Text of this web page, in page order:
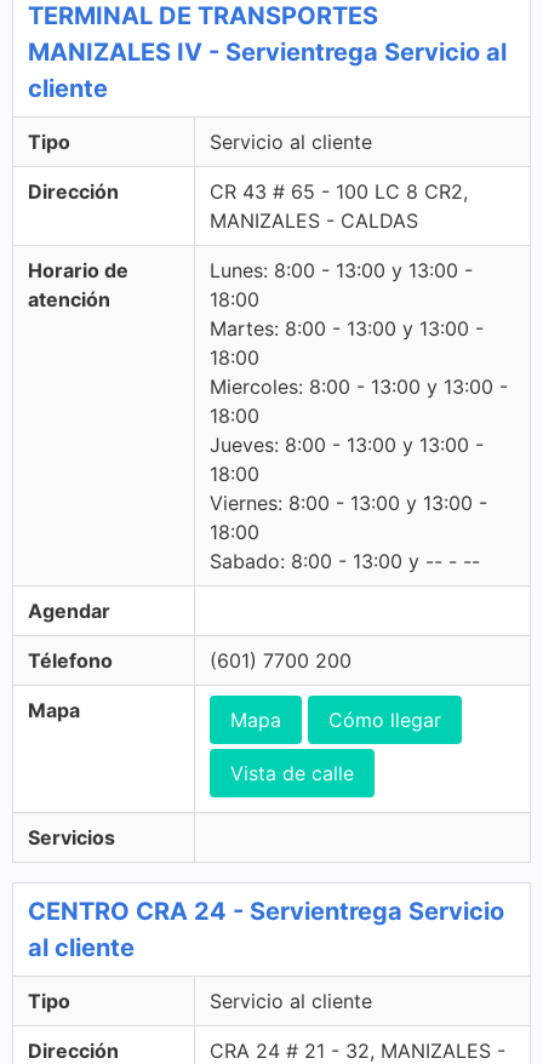
TERMINAL DE TRANSPORTES
MANIZALES IV - Servientrega Servicio al
cliente
Tipo Servicio al cliente
Dirección
CR 43 # 65 - 100 LC 8 CR2,
MANIZALES - CALDAS
Horario de
atención
Lunes: 8:00 - 13:00 y 13:00 -
18:00
Martes: 8:00 - 13:00 y 13:00 -
18:00
Miercoles: 8:00 - 13:00 y 13:00 -
18:00
Jueves: 8:00 - 13:00 y 13:00 -
18:00
Viernes: 8:00 - 13:00 y 13:00 -
18:00
Sabado: 8:00 - 13:00 y -- - --
Agendar
Télefono (601) 7700 200
Mapa Mapa Cómo llegar
Vista de calle
Servicios
CENTRO CRA 24 - Servientrega Servicio
al cliente
Tipo Servicio al cliente
Dirección
CRA 24 # 21 - 32, MANIZALES -